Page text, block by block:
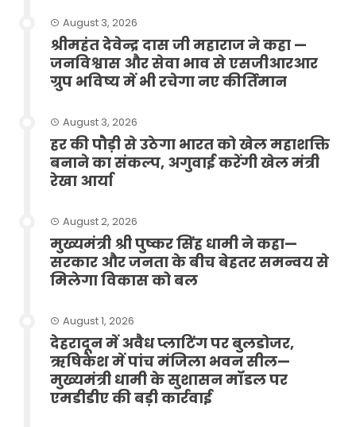
August 3, 2026
श्रीमहंत देवेन्द्र दास जी महाराज ने कहा —
जनविश्वास और सेवा भाव से एसजीआरआर
ग्रुप भविष्य में भी रचेगा नए कीर्तिमान
August 3, 2026
हर की पौड़ी से उठेगा भारत को खेल महाशक्ति
बनाने का संकल्प, अगुवाई करेंगी खेल मंत्री
रेखा आर्या
August 2, 2026
मुख्यमंत्री श्री पुष्कर सिंह धामी ने कहा—
सरकार और जनता के बीच बेहतर समन्वय से
मिलेगा विकास को बल
August 1, 2026
देहरादून में अवैध प्लाटिंग पर बुलडोजर,
ऋषिकेश में पांच मंजिला भवन सील—
मुख्यमंत्री धामी के सुशासन मॉडल पर
एमडीडीए की बड़ी कार्रवाई